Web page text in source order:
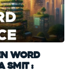
word
Smit :